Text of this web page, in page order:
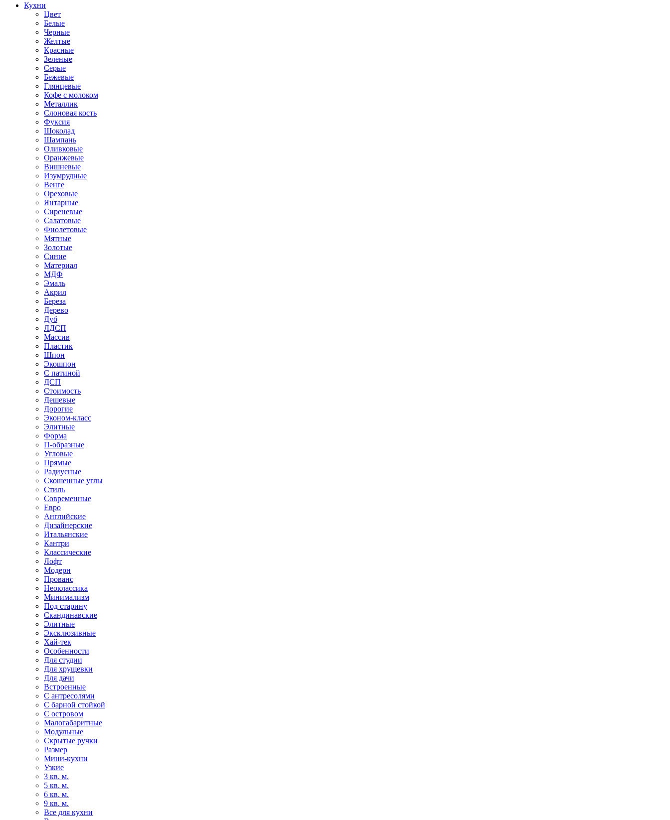
Кухни
Цвет
Белые
Черные
Желтые
Красные
Зеленые
Серые
Бежевые
Глянцевые
Кофе с молоком
Металлик
Слоновая кость
Фуксия
Шоколад
Шампань
Оливковые
Оранжевые
Вишневые
Изумрудные
Венге
Ореховые
Янтарные
Сиреневые
Салатовые
Фиолетовые
Мятные
Золотые
Синие
Материал
МДФ
Эмаль
Акрил
Береза
Дерево
Дуб
ЛДСП
Массив
Пластик
Шпон
Экошпон
С патиной
ДСП
Стоимость
Дешевые
Дорогие
Эконом-класс
Элитные
Форма
П-образные
Угловые
Прямые
Радиусные
Скошенные углы
Стиль
Современные
Евро
Английские
Дизайнерские
Итальянские
Кантри
Классические
Лофт
Модерн
Прованс
Неоклассика
Минимализм
Под старину
Скандинавские
Элитные
Эксклюзивные
Хай-тек
Особенности
Для студии
Для хрущевки
Для дачи
Встроенные
С антресолями
С барной стойкой
С островом
Малогабаритные
Модульные
Скрытые ручки
Размер
Мини-кухни
Узкие
3 кв. м.
5 кв. м.
6 кв. м.
9 кв. м.
Все для кухни